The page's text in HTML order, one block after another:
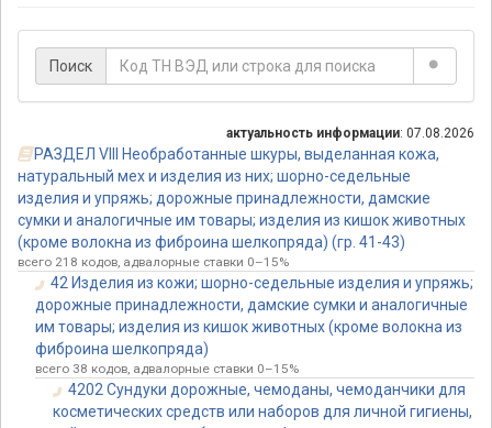
Поиск
актуальность информации: 07.08.2026
РАЗДЕЛ VIII Hеобработанные шкуры, выделанная кожа,
натуральный мех и изделия из них; шорно-седельные
изделия и упряжь; дорожные принадлежности, дамские
сумки и аналогичные им товары; изделия из кишок животных
(кроме волокна из фиброина шелкопряда) (гр. 41-43)
всего 218 кодов, адвалорные ставки 0–15%
42 Изделия из кожи; шорно-седельные изделия и упряжь;
дорожные принадлежности, дамские сумки и аналогичные
им товары; изделия из кишок животных (кроме волокна из
фиброина шелкопряда)
всего 38 кодов, адвалорные ставки 0–15%
4202 Сундуки дорожные, чемоданы, чемоданчики для
косметических средств или наборов для личной гигиены,